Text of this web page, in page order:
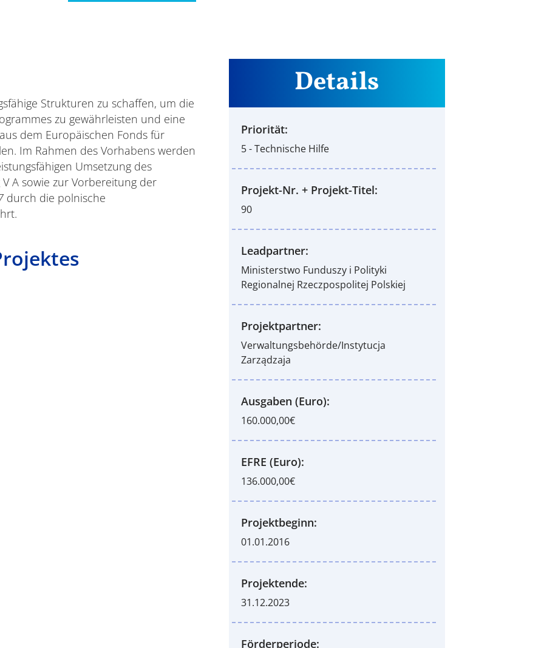
Strukturen zu schaffen, um die
zu gewährleisten und eine
dem Europäischen Fonds für
Im Rahmen des Vorhabens werden
Umsetzung des
A sowie zur Vorbereitung der
durch die polnische
Details
Priorität:
5 - Technische Hilfe
Projekt-Nr. + Projekt-Titel:
90
Leadpartner:
Ministerstwo Funduszy i Polityki
Regionalnej Rzeczpospolitej Polskiej
Projektpartner:
Verwaltungsbehörde/Instytucja
Zarządzaja
Ausgaben (Euro):
160.000,00€
EFRE (Euro):
136.000,00€
Projektbeginn:
01.01.2016
Projektende:
31.12.2023
Förderperiode: